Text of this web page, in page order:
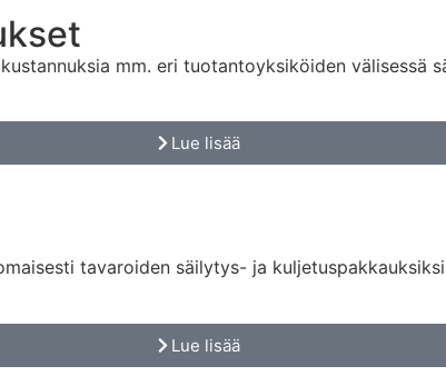
mm. eri tuotantoyksiköiden välisessä
Lue lisää
tavaroiden säilytys- ja
Lue lisää